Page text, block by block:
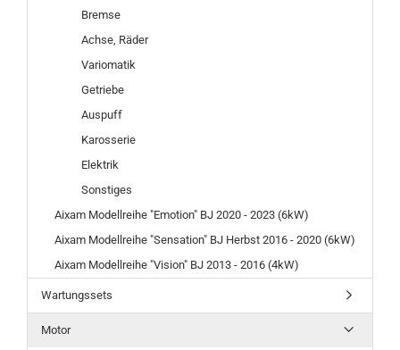
Bremse
Achse, Räder
Variomatik
Getriebe
Auspuff
Karosserie
Elektrik
Sonstiges
Aixam Modellreihe "Emotion" BJ 2020 - 2023 (6kW)
Aixam Modellreihe "Sensation" BJ Herbst 2016 - 2020 (6kW)
Aixam Modellreihe "Vision" BJ 2013 - 2016 (4kW)
Wartungssets
Motor